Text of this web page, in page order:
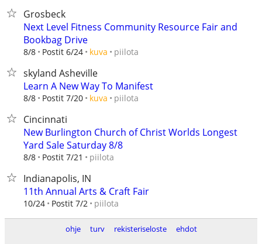
Grosbeck
Next Level Fitness Community Resource Fair and
Bookbag Drive
8/8 Postit 6/24 kuva piilota
skyland Asheville
Learn A New Way To Manifest
8/8 Postit 7/20 kuva piilota
Cincinnati
New Burlington Church of Christ Worlds Longest
Yard Sale Saturday 8/8
8/8 Postit 7/21 piilota
Indianapolis, IN
11th Annual Arts & Craft Fair
10/24 Postit 7/2 piilota
ohje turv rekisteriseloste
ehdot